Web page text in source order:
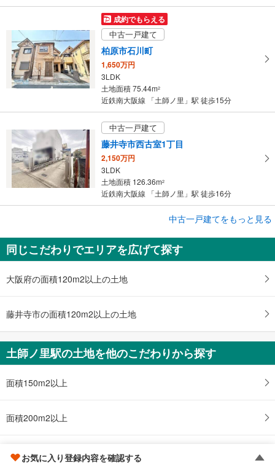
成約でもらえる
中古一戸建て
柏原市石川町
1,650万円
3LDK
土地面積 75.44m2
近鉄南大阪線 「土師ノ里」駅 徒歩15分
中古一戸建て
藤井寺市西古室1丁目
2,150万円
3LDK
土地面積 126.36m2
近鉄南大阪線 「土師ノ里」駅 徒歩16分
藤井寺市小山8丁目
2,380万円
4SLDK
土地面積 80.75m
近鉄南大阪線 「土師ノ里」駅 徒歩25分
中古一戸建てをもっと見る
同じこだわりでエリアを広げて探す
大阪府の面積120m2以上の土地
藤井寺市の面積120m2以上の土地
土師ノ里駅の土地を他のこだわりから探す
面積150m2以上
面積200m2以上
100坪・面積330m2以上
お気に入り登録内容を確認する